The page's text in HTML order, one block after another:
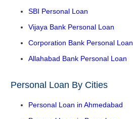
SBI Personal Loan
Vijaya Bank Personal Loan
Corporation Bank Personal Loan
Allahabad Bank Personal Loan
Personal Loan By Cities
Personal Loan in Ahmedabad